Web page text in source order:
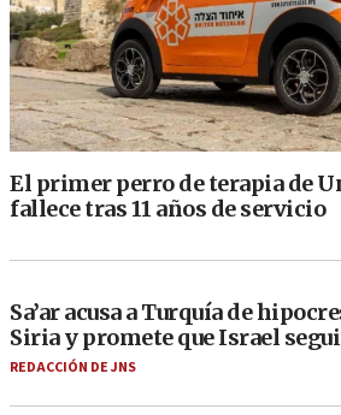
El primer perro de terapia de
fallece tras 11 años de servicio
Sa’ar acusa a Turquía de
Siria y promete que Israel
REDACCIÓN DE JNS